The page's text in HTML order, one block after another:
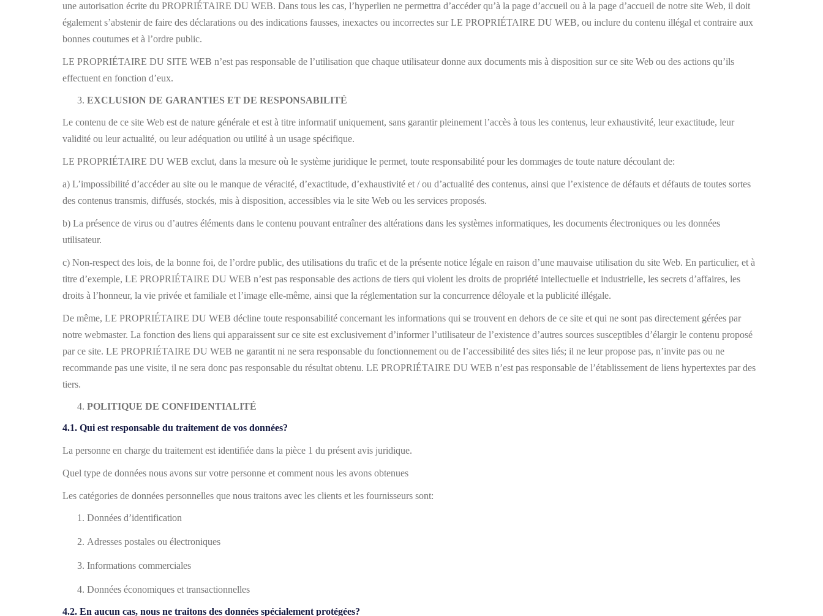
une autorisation écrite du PROPRIÉTAIRE DU WEB. Dans tous les cas, l’hyperlien ne permettra d’accéder qu’à la page d’accueil ou à la page d’accueil de notre site Web, il doit
également s’abstenir de faire des déclarations ou des indications fausses, inexactes ou incorrectes sur LE PROPRIÉTAIRE DU WEB, ou inclure du contenu illégal et contraire aux
bonnes coutumes et à l’ordre public.
LE PROPRIÉTAIRE DU SITE WEB n’est pas responsable de l’utilisation que chaque utilisateur donne aux documents mis à disposition sur ce site Web ou des actions qu’ils
effectuent en fonction d’eux.
EXCLUSION DE GARANTIES ET DE RESPONSABILITÉ
Le contenu de ce site Web est de nature générale et est à titre informatif uniquement, sans garantir pleinement l’accès à tous les contenus, leur exhaustivité, leur exactitude, leur
validité ou leur actualité, ou leur adéquation ou utilité à un usage spécifique.
LE PROPRIÉTAIRE DU WEB exclut, dans la mesure où le système juridique le permet, toute responsabilité pour les dommages de toute nature découlant de:
a) L’impossibilité d’accéder au site ou le manque de véracité, d’exactitude, d’exhaustivité et / ou d’actualité des contenus, ainsi que l’existence de défauts et défauts de toutes sortes
des contenus transmis, diffusés, stockés, mis à disposition, accessibles via le site Web ou les services proposés.
b) La présence de virus ou d’autres éléments dans le contenu pouvant entraîner des altérations dans les systèmes informatiques, les documents électroniques ou les données
utilisateur.
c) Non-respect des lois, de la bonne foi, de l’ordre public, des utilisations du trafic et de la présente notice légale en raison d’une mauvaise utilisation du site Web. En particulier, et à
titre d’exemple, LE PROPRIÉTAIRE DU WEB n’est pas responsable des actions de tiers qui violent les droits de propriété intellectuelle et industrielle, les secrets d’affaires, les
droits à l’honneur, la vie privée et familiale et l’image elle-même, ainsi que la réglementation sur la concurrence déloyale et la publicité illégale.
De même, LE PROPRIÉTAIRE DU WEB décline toute responsabilité concernant les informations qui se trouvent en dehors de ce site et qui ne sont pas directement gérées par
notre webmaster. La fonction des liens qui apparaissent sur ce site est exclusivement d’informer l’utilisateur de l’existence d’autres sources susceptibles d’élargir le contenu proposé
par ce site. LE PROPRIÉTAIRE DU WEB ne garantit ni ne sera responsable du fonctionnement ou de l’accessibilité des sites liés; il ne leur propose pas, n’invite pas ou ne
recommande pas une visite, il ne sera donc pas responsable du résultat obtenu. LE PROPRIÉTAIRE DU WEB n’est pas responsable de l’établissement de liens hypertextes par des
tiers.
POLITIQUE DE CONFIDENTIALITÉ
4.1. Qui est responsable du traitement de vos données?
La personne en charge du traitement est identifiée dans la pièce 1 du présent avis juridique.
Quel type de données nous avons sur votre personne et comment nous les avons obtenues
Les catégories de données personnelles que nous traitons avec les clients et les fournisseurs sont:
Données d’identification
Adresses postales ou électroniques
Informations commerciales
Données économiques et transactionnelles
4.2. En aucun cas, nous ne traitons des données spécialement protégées?